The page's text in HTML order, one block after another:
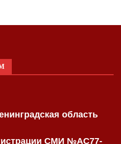
область
СМИ №AC77-